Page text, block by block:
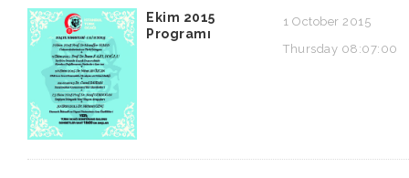
Ekim 2015
Programı
1 October 2015
Thursday 08:07:00